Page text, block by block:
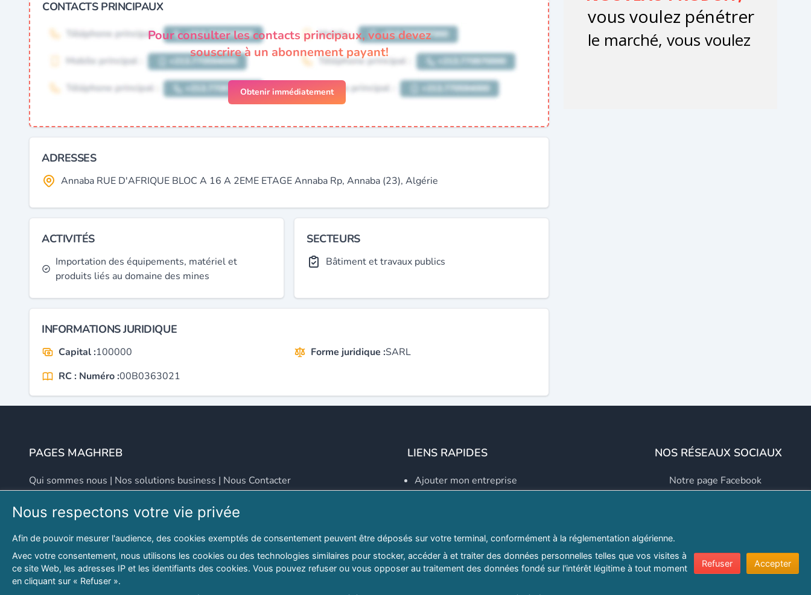
CONTACTS PRINCIPAUX
Pour consulter les contacts principaux, vous devez
souscrire à un abonnement payant!
Obtenir immédiatement
ADRESSES
Annaba RUE D'AFRIQUE BLOC A 16 A 2EME ETAGE Annaba Rp, Annaba (23), Algérie
ACTIVITÉS
Importation des équipements, matériel et
produits liés au domaine des mines
SECTEURS
Bâtiment et travaux publics
INFORMATIONS JURIDIQUE
Capital :100000 Forme juridique :SARL
RC : Numéro :00B0363021
PAGES MAGHREB
Qui sommes nous | Nos solutions business | Nous Contacter
Adresse
46 LOT. PETITE PROVENCE SIDI YAHIA
Hydra, Alger (16), Algérie
Email
contact@lespagesmaghreb.com
LIENS RAPIDES
Ajouter mon entreprise
Explorer par secteurs
Explorer par willayas
NOS RÉSEAUX SOCIAUX
Notre page Facebook
Notre page Twitter
Nous respectons votre vie privée
Afin de pouvoir mesurer l'audience, des cookies exemptés de consentement peuvent être déposés sur votre terminal, conformément à la réglementation algérienne.
Avec votre consentement, nous utilisons les cookies ou des technologies similaires pour stocker, accéder à et traiter des données personnelles telles que vos visites à
ce site Web, les adresses IP et les identifiants des cookies. Vous pouvez refuser ou vous opposer au traitement des données fondé sur l'intérêt légitime à tout moment
en cliquant sur « Refuser ».
Refuser Accepter